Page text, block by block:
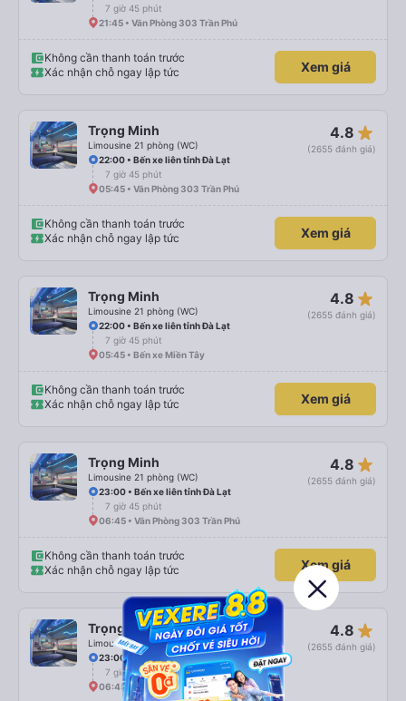
7 giờ 45 phút
21:45 • Văn Phòng 303 Trần Phú
Không cần thanh toán trước
Xác nhận chỗ ngay lập tức
Xem giá
Trọng Minh
Limousine 21 phòng (WC)
4.8 star_rate
(2655 đánh giá)
22:00 • Bến xe liên tỉnh Đà Lạt
7 giờ 45 phút
05:45 • Văn Phòng 303 Trần Phú
Không cần thanh toán trước
Xác nhận chỗ ngay lập tức
Xem giá
Trọng Minh
Limousine 21 phòng (WC)
4.8 star_rate
(2655 đánh giá)
22:00 • Bến xe liên tỉnh Đà Lạt
7 giờ 45 phút
05:45 • Bến xe Miền Tây
Không cần thanh toán trước
Xác nhận chỗ ngay lập tức
Xem giá
Trọng Minh
Limousine 21 phòng (WC)
4.8 star_rate
(2655 đánh giá)
23:00 • Bến xe liên tỉnh Đà Lạt
7 giờ 45 phút
06:45 • Văn Phòng 303 Trần Phú
Không cần thanh toán trước
Xác nhận chỗ ngay lập tức
Xem giá
Trọng Minh
Limousine 21 phòng (WC)
4.8 star_rate
(2655 đánh giá)
23:00 • Bến xe liên tỉnh Đà Lạt
7 giờ 45 phút
06:45 • Bến xe Miền Tây